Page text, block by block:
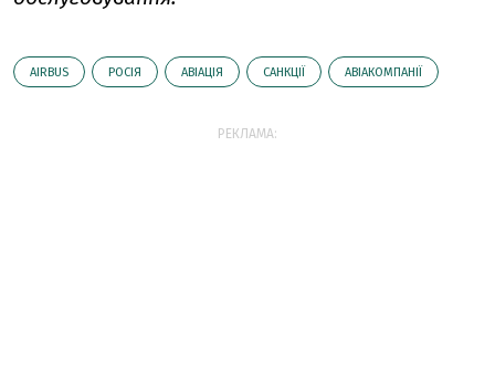
AIRBUS РОСІЯ АВІАЦІЯ САНКЦІЇ АВІАКОМПАНІЇ
РЕКЛАМА: